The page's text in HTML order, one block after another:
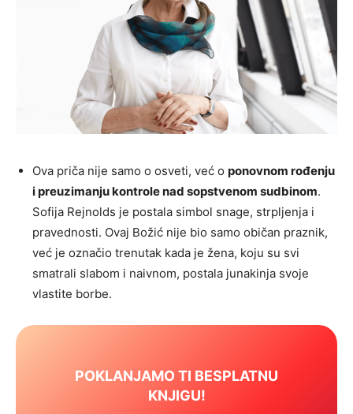
Ova priča nije samo o osveti, već o ponovnom rođenju
i preuzimanju kontrole nad sopstvenom sudbinom.
Sofija Rejnolds je postala simbol snage, strpljenja i
pravednosti. Ovaj Božić nije bio samo običan praznik,
već je označio trenutak kada je žena, koju su svi
smatrali slabom i naivnom, postala junakinja svoje
vlastite borbe.
POKLANJAMO TI BESPLATNU
KNJIGU!